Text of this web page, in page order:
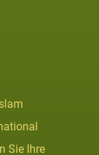
Sie Ihre